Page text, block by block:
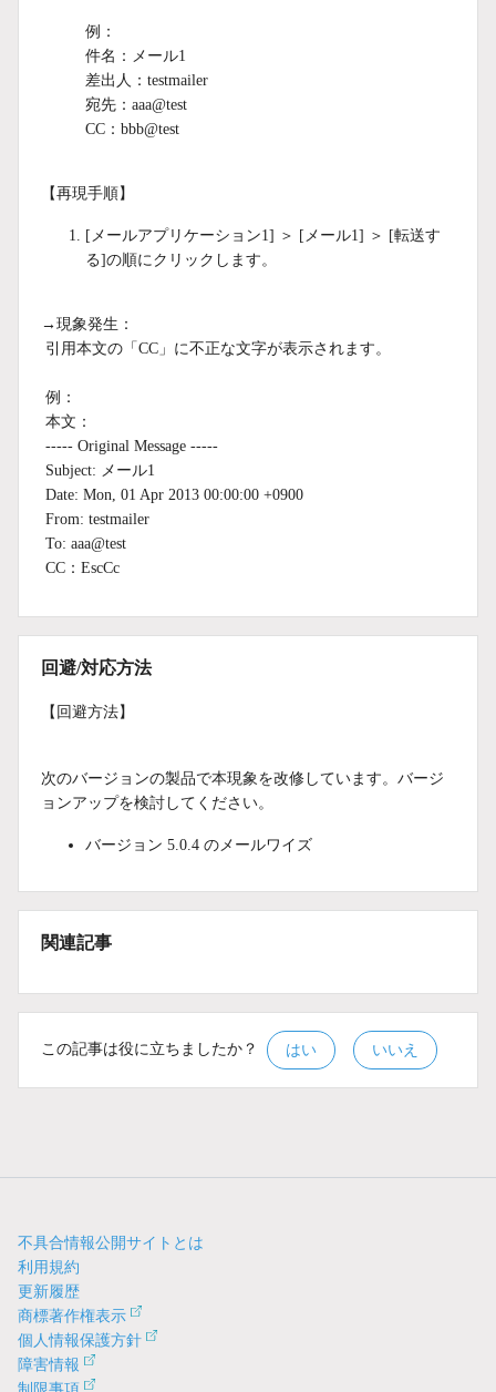
例：
件名：メール1
差出人：testmailer
宛先：aaa@test
CC：bbb@test
【再現手順】
[メールアプリケーション1] ＞ [メール1] ＞ [転送す
る]の順にクリックします。
→現象発生：
引用本文の「CC」に不正な文字が表示されます。
例：
本文：
----- Original Message -----
Subject: メール1
Date: Mon, 01 Apr 2013 00:00:00 +0900
From: testmailer
To: aaa@test
CC：EscCc
回避/対応方法
【回避方法】
次のバージョンの製品で本現象を改修しています。バージ
ョンアップを検討してください。
バージョン 5.0.4 のメールワイズ
関連記事
この記事は役に立ちましたか？ はい いいえ
不具合情報公開サイトとは
利用規約
更新履歴
商標著作権表示
個人情報保護方針
障害情報